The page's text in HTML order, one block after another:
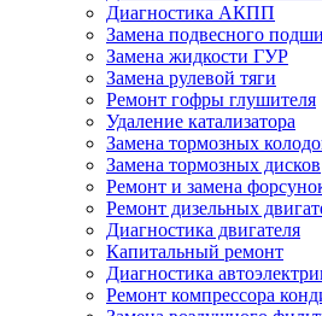
Диагностика АКПП
Замена подвесного
Замена жидкости ГУР
Замена рулевой тяги
Ремонт гофры глушителя
Удаление катализатора
Замена тормозных
Замена тормозных дисков
Ремонт и замена
Ремонт дизельных
Диагностика двигателя
Капитальный ремонт
Диагностика
Ремонт компрессора